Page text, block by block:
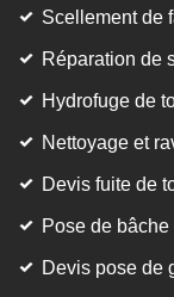
Scellement de
Réparation de
Hydrofuge de
Nettoyage et
Devis fuite de
Pose de
Devis pose de